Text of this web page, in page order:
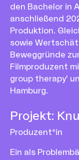
den Bachelor in
anschließend
Produktion.
sowie
Beweggründe
Filmproduzent
group therapy'
Hamburg.
Projekt:
Produzent*in
Ein als